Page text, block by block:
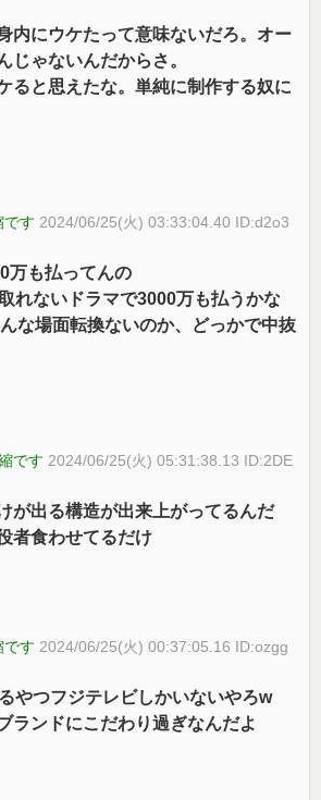
内にウケたって意味ないだろ。オー
じゃないんだからさ。
ると思えたな。単純に制作する奴に
です 2024/06/25(火) 03:33:04.40 ID:d2o3
万も払ってんの
れないドラマで3000万も払うかな
な場面転換ないのか、どっかで中抜
です 2024/06/25(火) 05:31:38.13 ID:2DE
が出る構造が出来上がってるんだ
者食わせてるだけ
です 2024/06/25(火) 00:37:05.16 ID:ozgg
やつフジテレビしかいないやろw
ランドにこだわり過ぎなんだよ